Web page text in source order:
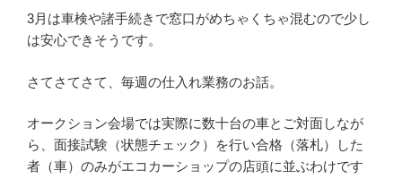
3月は車検や諸手続きで窓口がめちゃくちゃ混むので少し
は安心できそうです。
さてさてさて、毎週の仕入れ業務のお話。
オークション会場では実際に数十台の車とご対面しなが
ら、面接試験（状態チェック）を行い合格（落札）した
者（車）のみがエコカーショップの店頭に並ぶわけです